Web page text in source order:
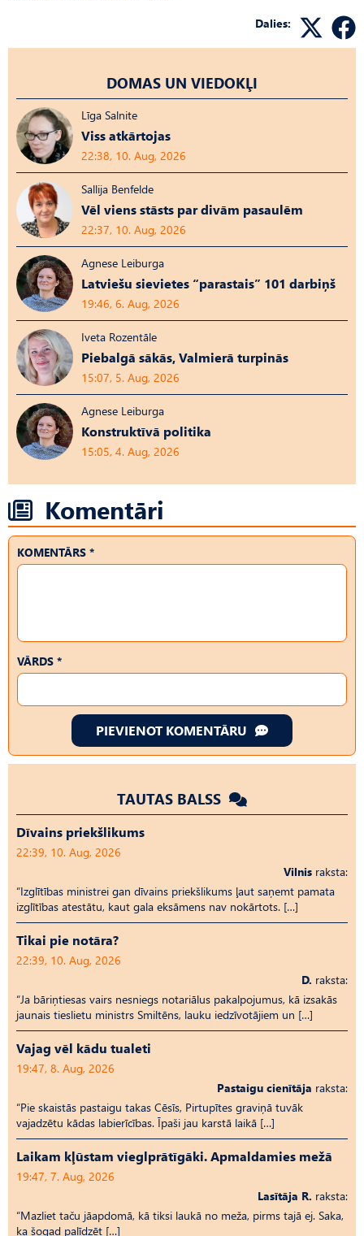
Dalies:
DOMAS UN VIEDOKĻI
Līga Salnite
Viss atkārtojas
22:38, 10. Aug, 2026
Sallija Benfelde
Vēl viens stāsts par divām pasaulēm
22:37, 10. Aug, 2026
Agnese Leiburga
Latviešu sievietes “parastais” 101 darbiņš
19:46, 6. Aug, 2026
Iveta Rozentāle
Piebalgā sākās, Valmierā turpinās
15:07, 5. Aug, 2026
Agnese Leiburga
Konstruktīvā politika
15:05, 4. Aug, 2026
Komentāri
KOMENTĀRS *
VĀRDS *
PIEVIENOT KOMENTĀRU
TAUTAS BALSS
Dīvains priekšlikums
22:39, 10. Aug, 2026
Vilnis raksta:
“Izglītības ministrei gan dīvains priekšlikums ļaut saņemt pamata
izglītības atestātu, kaut gala eksāmens nav nokārtots. […]
Tikai pie notāra?
22:39, 10. Aug, 2026
D. raksta:
“Ja bāriņtiesas vairs nesniegs notariālus pakalpojumus, kā izsakās
jaunais tieslietu ministrs Smiltēns, lauku iedzīvotājiem un […]
Vajag vēl kādu tualeti
19:47, 8. Aug, 2026
Pastaigu cienītāja raksta:
“Pie skaistās pastaigu takas Cēsīs, Pirtupītes graviņā tuvāk
vajadzētu kādas labierīcības. Īpaši jau karstā laikā […]
Laikam kļūstam vieglprātīgāki. Apmaldamies mežā
19:47, 7. Aug, 2026
Lasītāja R. raksta:
“Mazliet taču jāapdomā, kā tiksi laukā no meža, pirms tajā ej. Saka,
ka šogad palīdzēt […]